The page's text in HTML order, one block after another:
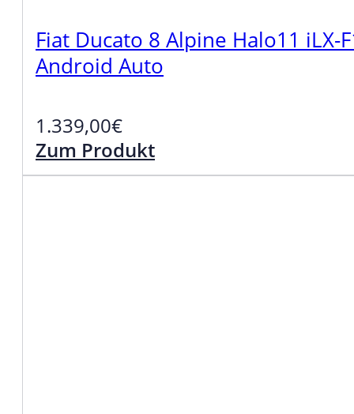
Fiat Ducato 8 Alpine Halo11 iLX-
Android Auto
1.339,00€
Zum Produkt